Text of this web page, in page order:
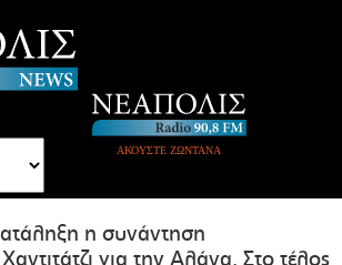
ΑΚΟΥΣΤΕ ΖΩΝΤΑΝΑ
η συνάντηση
για την Αλάνα. Στο τέλος